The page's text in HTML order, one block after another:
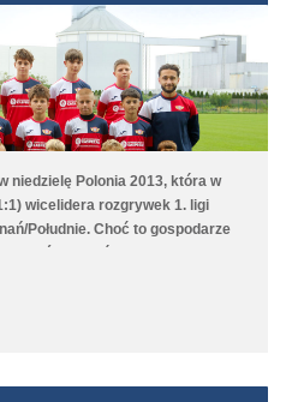
niedzielę Polonia 2013, która w
wicelidera rozgrywek 1. ligi
Południe. Choć to gospodarze
odwrócili losy meczu za
1:3 (1:1) z Clescevią Kleszczewo, a